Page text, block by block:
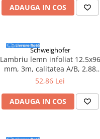
ADAUGA IN COS
Schweighofer
Lambriu lemn infoliat 12.5x96
mm, 3m, calitatea A/B, 2.88
mp/pachet, Schweighofer
52,86 Lei
ADAUGA IN COS